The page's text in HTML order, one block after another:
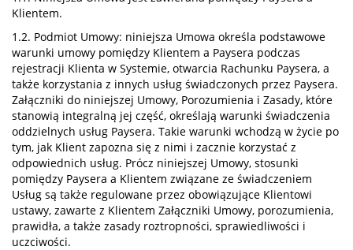
Klientem.
1.2. Podmiot Umowy: niniejsza Umowa określa podstawowe
warunki umowy pomiędzy Klientem a Paysera podczas
rejestracji Klienta w Systemie, otwarcia Rachunku Paysera, a
także korzystania z innych usług świadczonych przez Paysera.
Załączniki do niniejszej Umowy, Porozumienia i Zasady, które
stanowią integralną jej część, określają warunki świadczenia
oddzielnych usług Paysera. Takie warunki wchodzą w życie po
tym, jak Klient zapozna się z nimi i zacznie korzystać z
odpowiednich usług. Prócz niniejszej Umowy, stosunki
pomiędzy Paysera a Klientem związane ze świadczeniem
Usług są także regulowane przez obowiązujące Klientowi
ustawy, zawarte z Klientem Załączniki Umowy, porozumienia,
prawidła, a także zasady roztropności, sprawiedliwości i
uczciwości.